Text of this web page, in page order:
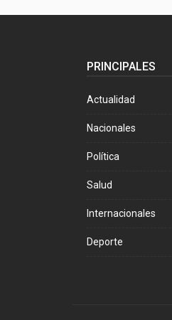
PRINCIPALES
Actualidad
Nacionales
Política
Salud
Internacionales
Deporte